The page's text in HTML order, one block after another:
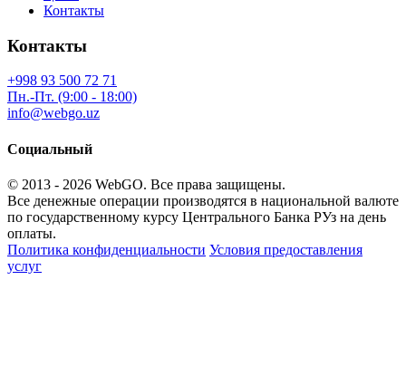
Контакты
Контакты
+998 93 500 72 71
Пн.-Пт. (9:00 - 18:00)
info@webgo.uz
Социальный
© 2013 - 2026 WebGO. Все права защищены.
Все денежные операции производятся в национальной валюте
по государственному курсу Центрального Банка РУз на день
оплаты.
Политика конфиденциальности Условия предоставления
услуг